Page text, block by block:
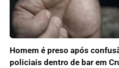
Homem é preso após
policiais dentro de bar em